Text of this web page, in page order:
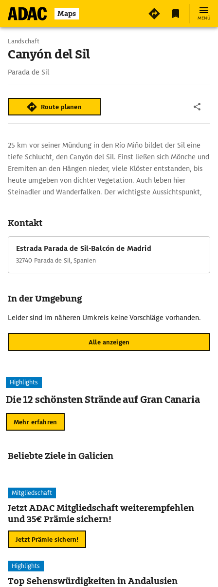
Maps MENÜ
Landschaft
Canyón del Sil
Parada de Sil
Route planen
25 km vor seiner Mündung in den Río Miño bildet der Sil eine
tiefe Schlucht, den Canyón del Sil. Einst ließen sich Mönche und
Eremiten an den Hängen nieder, viele Klöster entstanden, bis
heute umgeben von dichter Vegetation. Auch leben hier
Steinadler und Wanderfalken. Der wichtigste Aussichtspunkt,
Er gibt Blicke frei auf bis zu 500 m tiefe Abschnitte der
Schlucht. Von den Klöstern der Gegend liegt Santo Estevo im
Ort Ribas do Sil der Schlucht am nächsten. Es weist
Stilelemente von der Romanik bis zur Renaissance auf. Heute
ist es ein Parador; auch wer nicht im Hotel wohnt, kann es
Kontakt
Estrada Parada de Sil-Balcón de Madrid
32740 Parada de Sil, Spanien
In der Umgebung
Leider sind im näheren Umkreis keine Vorschläge vorhanden.
Alle anzeigen
Highlights
Die 12 schönsten Strände auf Gran Canaria
Mehr erfahren
Beliebte Ziele in Galicien
Mitgliedschaft
Jetzt ADAC Mitgliedschaft weiterempfehlen
und 35€ Prämie sichern!
Jetzt Prämie sichern!
Highlights
Top Sehenswürdigkeiten in Andalusien